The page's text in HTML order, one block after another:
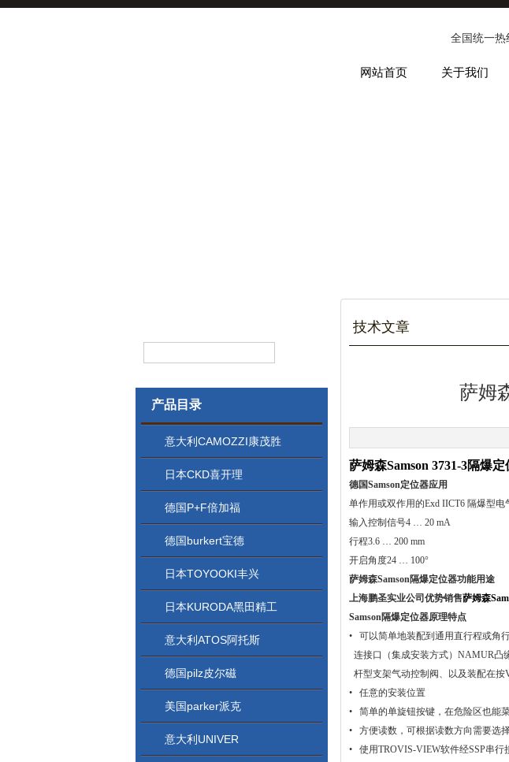
全国统一热
网站首页 关于我们
产品目录
意大利CAMOZZI康茂胜
日本CKD喜开理
德国P+F倍加福
德国burkert宝德
日本TOYOOKI丰兴
日本KURODA黑田精工
意大利ATOS阿托斯
德国pilz皮尔磁
美国parker派克
意大利UNIVER
技术文章
萨姆
萨姆森Samson 3731-3隔爆
德国Samson定位器应用
单作用或双作用的Exd IICT6 隔爆型
输入控制信号4 … 20 mA
行程3.6 … 200 mm
开启角度24 … 100°
萨姆森Samson隔爆定位器功能用途
上海鹏圣实业公司优势销售萨姆森
Samson隔爆定位器原理特点
• 可以简单地装配到通用直行程或角
连接口（集成安装方式）NAMUR凸
杆型支架气动控制阀、以及装配在
• 任意的安装位置
• 简单的单旋钮按键，在危险区也能
• 方便读数，可根据读数方向需要选
• 使用TROVIS-VIEW软件经SSP串行